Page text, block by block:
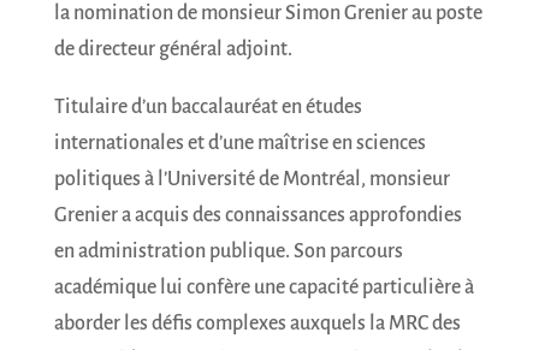
la nomination de monsieur Simon Grenier au poste
de directeur général adjoint.
Titulaire d’un baccalauréat en études
internationales et d’une maîtrise en sciences
politiques à l’Université de Montréal, monsieur
Grenier a acquis des connaissances approfondies
en administration publique. Son parcours
académique lui confère une capacité particulière à
aborder les défis complexes auxquels la MRC des